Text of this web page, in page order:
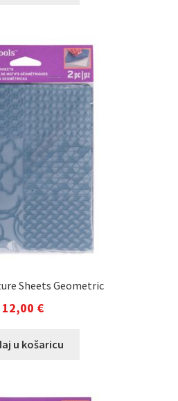
Sheets Geometric
12,00 €
u košaricu